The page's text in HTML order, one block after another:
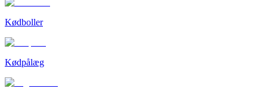
Kødboller
Kødpålæg